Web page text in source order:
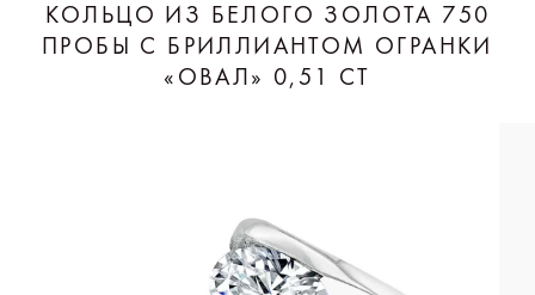
КОЛЬЦО ИЗ БЕЛОГО ЗОЛОТА 750
ПРОБЫ С БРИЛЛИАНТОМ ОГРАНКИ
«ОВАЛ» 0,51 CT